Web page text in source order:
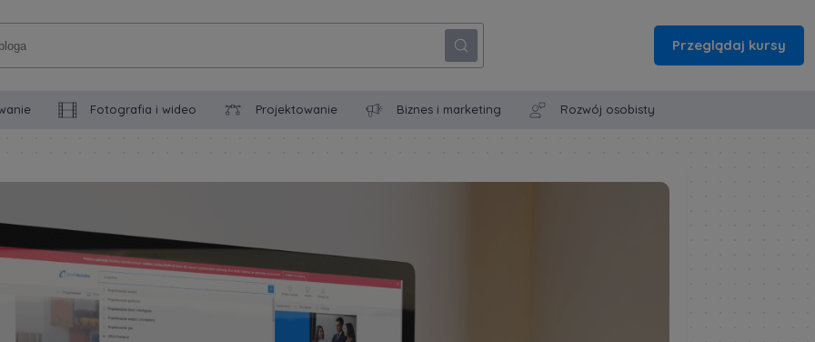
Przeglądaj kursy
Fotografia i wideo Projektowanie Biznes i marketing Rozwój osobisty